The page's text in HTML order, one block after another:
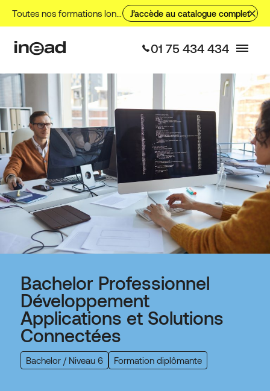
J’accède au catalogue complet
01 75 434 434
Bachelor Professionnel
Développement
Applications et Solutions
Connectées
Bachelor / Niveau 6 Formation diplômante